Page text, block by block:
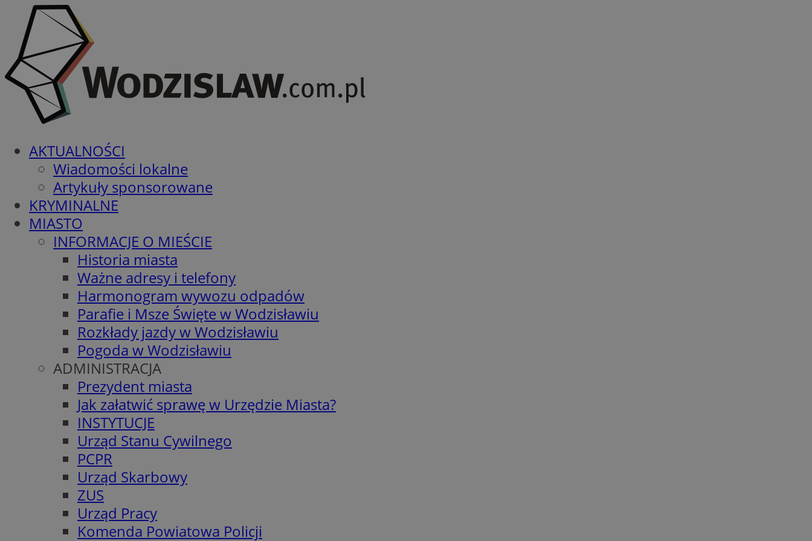
AKTUALNOŚCI
Wiadomości lokalne
Artykuły sponsorowane
KRYMINALNE
MIASTO
INFORMACJE O MIEŚCIE
Historia miasta
Ważne adresy i telefony
Harmonogram wywozu odpadów
Parafie i Msze Święte w Wodzisławiu
Rozkłady jazdy w Wodzisławiu
Pogoda w Wodzisławiu
ADMINISTRACJA
Prezydent miasta
Jak załatwić sprawę w Urzędzie Miasta?
INSTYTUCJE
Urząd Stanu Cywilnego
PCPR
Urząd Skarbowy
ZUS
Urząd Pracy
Komenda Powiatowa Policji